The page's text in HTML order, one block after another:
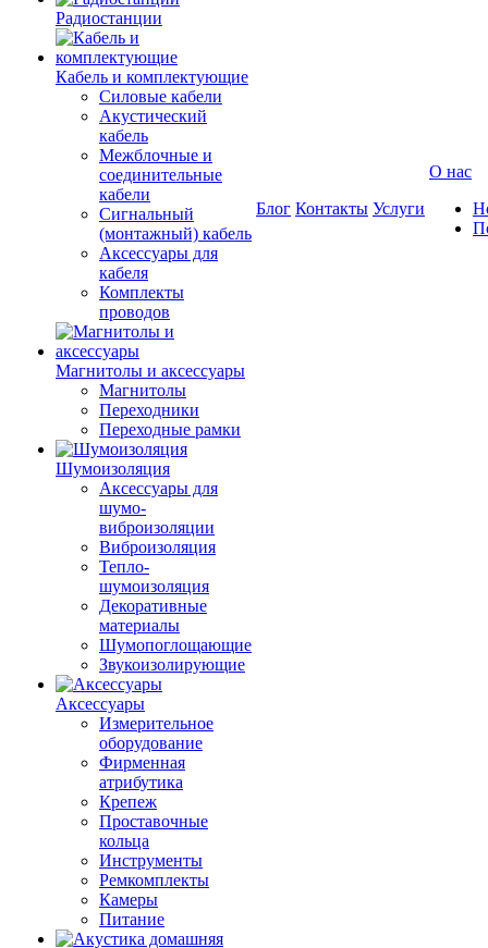
Радиостанции
Кабель и комплектующие
Силовые кабели
Акустический
кабель
Межблочные и
соединительные
кабели
Сигнальный
(монтажный) кабель
Аксессуары для
кабеля
Комплекты
проводов
Магнитолы и аксессуары
Магнитолы
Переходники
Переходные рамки
Шумоизоляция
Аксессуары для
шумо-
виброизоляции
Виброизоляция
Тепло-
шумоизоляция
Декоративные
материалы
Шумопоглощающие
Звукоизолирующие
Аксессуары
Измерительное
оборудование
Фирменная
атрибутика
Крепеж
Проставочные
кольца
Инструменты
Ремкомплекты
Камеры
Питание
Блог Контакты Услуги
О нас